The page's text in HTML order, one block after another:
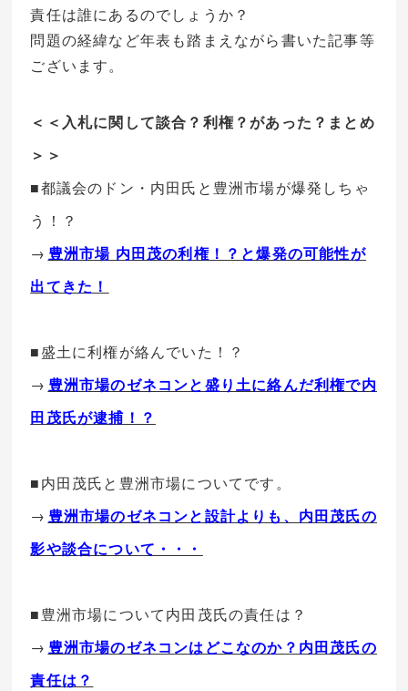
責任は誰にあるのでしょうか？
問題の経緯など年表も踏まえながら書いた記事等
ございます。
＜＜入札に関して談合？利権？があった？まとめ
＞＞
■都議会のドン・内田氏と豊洲市場が爆発しちゃ
う！？
→ 豊洲市場 内田茂の利権！？と爆発の可能性が
出てきた！
■盛土に利権が絡んでいた！？
→ 豊洲市場のゼネコンと盛り土に絡んだ利権で内
田茂氏が逮捕！？
■内田茂氏と豊洲市場についてです。
→ 豊洲市場のゼネコンと設計よりも、内田茂氏の
影や談合について・・・
■豊洲市場について内田茂氏の責任は？
→ 豊洲市場のゼネコンはどこなのか？内田茂氏の
責任は？